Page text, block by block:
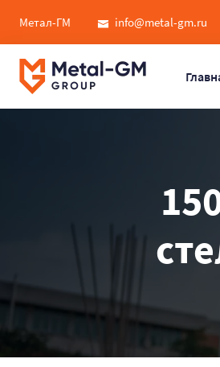
Метал-ГМ info@metal-gm.ru